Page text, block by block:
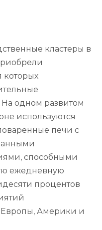
кластеры в
которых
На одном развитом
используются
печи с
способными
ежедневную
процентов
Европы, Америки и